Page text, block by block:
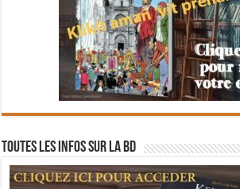
Toutes les infos sur la BD